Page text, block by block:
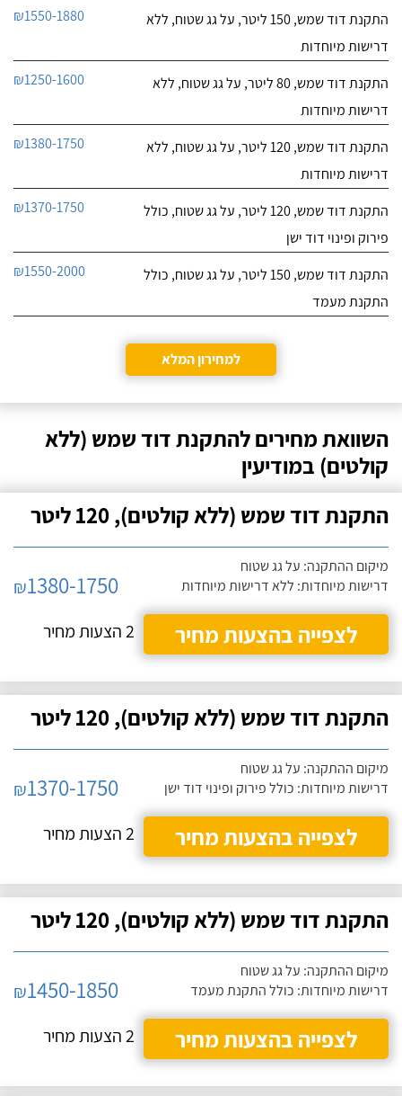
ואדיב וכבר מהרגע הראשון
התרשמתי ממנו לטובה.התקנת דוד שמש, 150 ליטר, על גג שטוח, ללא
דרישות מיוחדות
₪1550-1880
התקנת דוד שמש, 80 ליטר, על גג שטוח, ללא
דרישות מיוחדות
₪1250-1600
התקנת דוד שמש, 120 ליטר, על גג שטוח, ללא
דרישות מיוחדות
₪1380-1750
התקנת דוד שמש, 120 ליטר, על גג שטוח, כולל
פירוק ופינוי דוד ישן
₪1370-1750
התקנת דוד שמש, 150 ליטר, על גג שטוח, כולל
התקנת מעמד
₪1550-2000
למחירון המלא
השוואת מחירים להתקנת דוד שמש (ללא
קולטים) במודיעין
התקנת דוד שמש (ללא קולטים), 120 ליטר
מיקום ההתקנה: על גג שטוח
דרישות מיוחדות: ללא דרישות מיוחדות
₪1380-1750
לצפייה בהצעות מחיר
2 הצעות מחיר
התקנת דוד שמש (ללא קולטים), 120 ליטר
מיקום ההתקנה: על גג שטוח
דרישות מיוחדות: כולל פירוק ופינוי דוד ישן
₪1370-1750
לצפייה בהצעות מחיר
2 הצעות מחיר
התקנת דוד שמש (ללא קולטים), 120 ליטר
מיקום ההתקנה: על גג שטוח
דרישות מיוחדות: כולל התקנת מעמד
₪1450-1850
לצפייה בהצעות מחיר
2 הצעות מחיר